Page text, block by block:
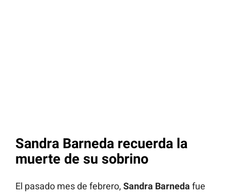
Sandra Barneda recuerda la
muerte de su sobrino
El pasado mes de febrero, Sandra Barneda fue